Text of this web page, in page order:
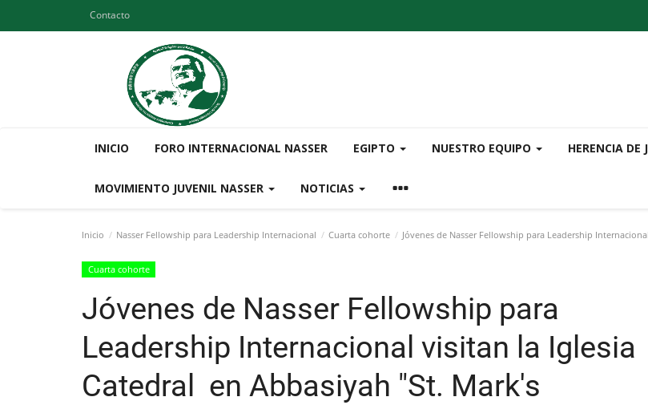
Contacto
INICIO FORO INTERNACIONAL NASSER EGIPTO NUESTRO EQUIPO HERENCIA DE
MOVIMIENTO JUVENIL NASSER NOTICIAS
Inicio Nasser Fellowship para Leadership Internacional Cuarta cohorte Jóvenes de Nasser Fellowship para Leadership
Cuarta cohorte
Jóvenes de Nasser Fellowship para
Leadership Internacional visitan la Iglesia
Catedral en Abbasiyah "St. Mark's